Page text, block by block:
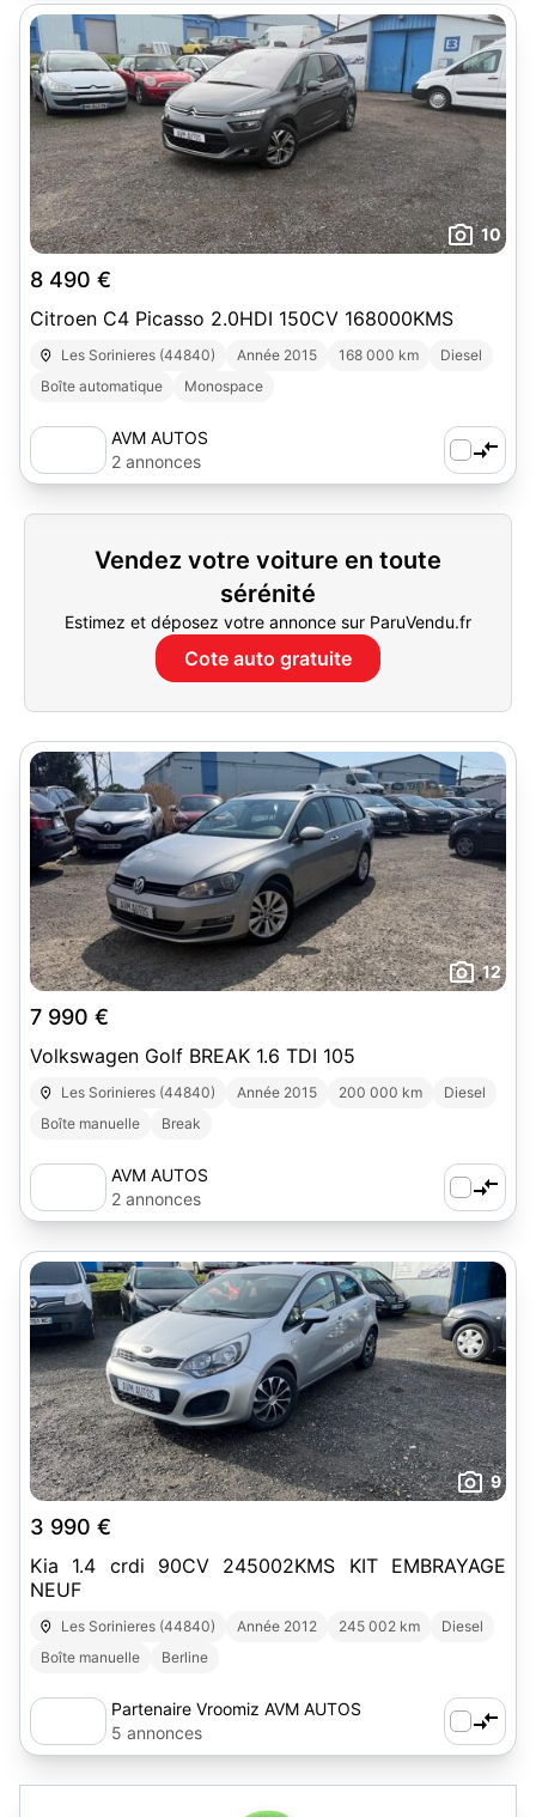
10
8 490 €
Citroen C4 Picasso 2.0HDI 150CV 168000KMS
Les Sorinieres (44840) Année 2015 168 000 km
Diesel
Boîte automatique
Monospace
AVM AUTOS
2 annonces
Vendez votre voiture en toute
sérénité
Estimez et déposez votre annonce sur ParuVendu.fr
Cote auto gratuite
12
7 990 €
Volkswagen Golf BREAK 1.6 TDI 105
Les Sorinieres (44840) Année 2015 200 000 km
Diesel
Boîte manuelle
Break
AVM AUTOS
2 annonces
9
3 990 €
Kia 1.4 crdi 90CV 245002KMS KIT EMBRAYAGE
NEUF
Les Sorinieres (44840) Année 2012 245 002 km
Diesel
Boîte manuelle
Berline
Partenaire Vroomiz AVM AUTOS
5 annonces